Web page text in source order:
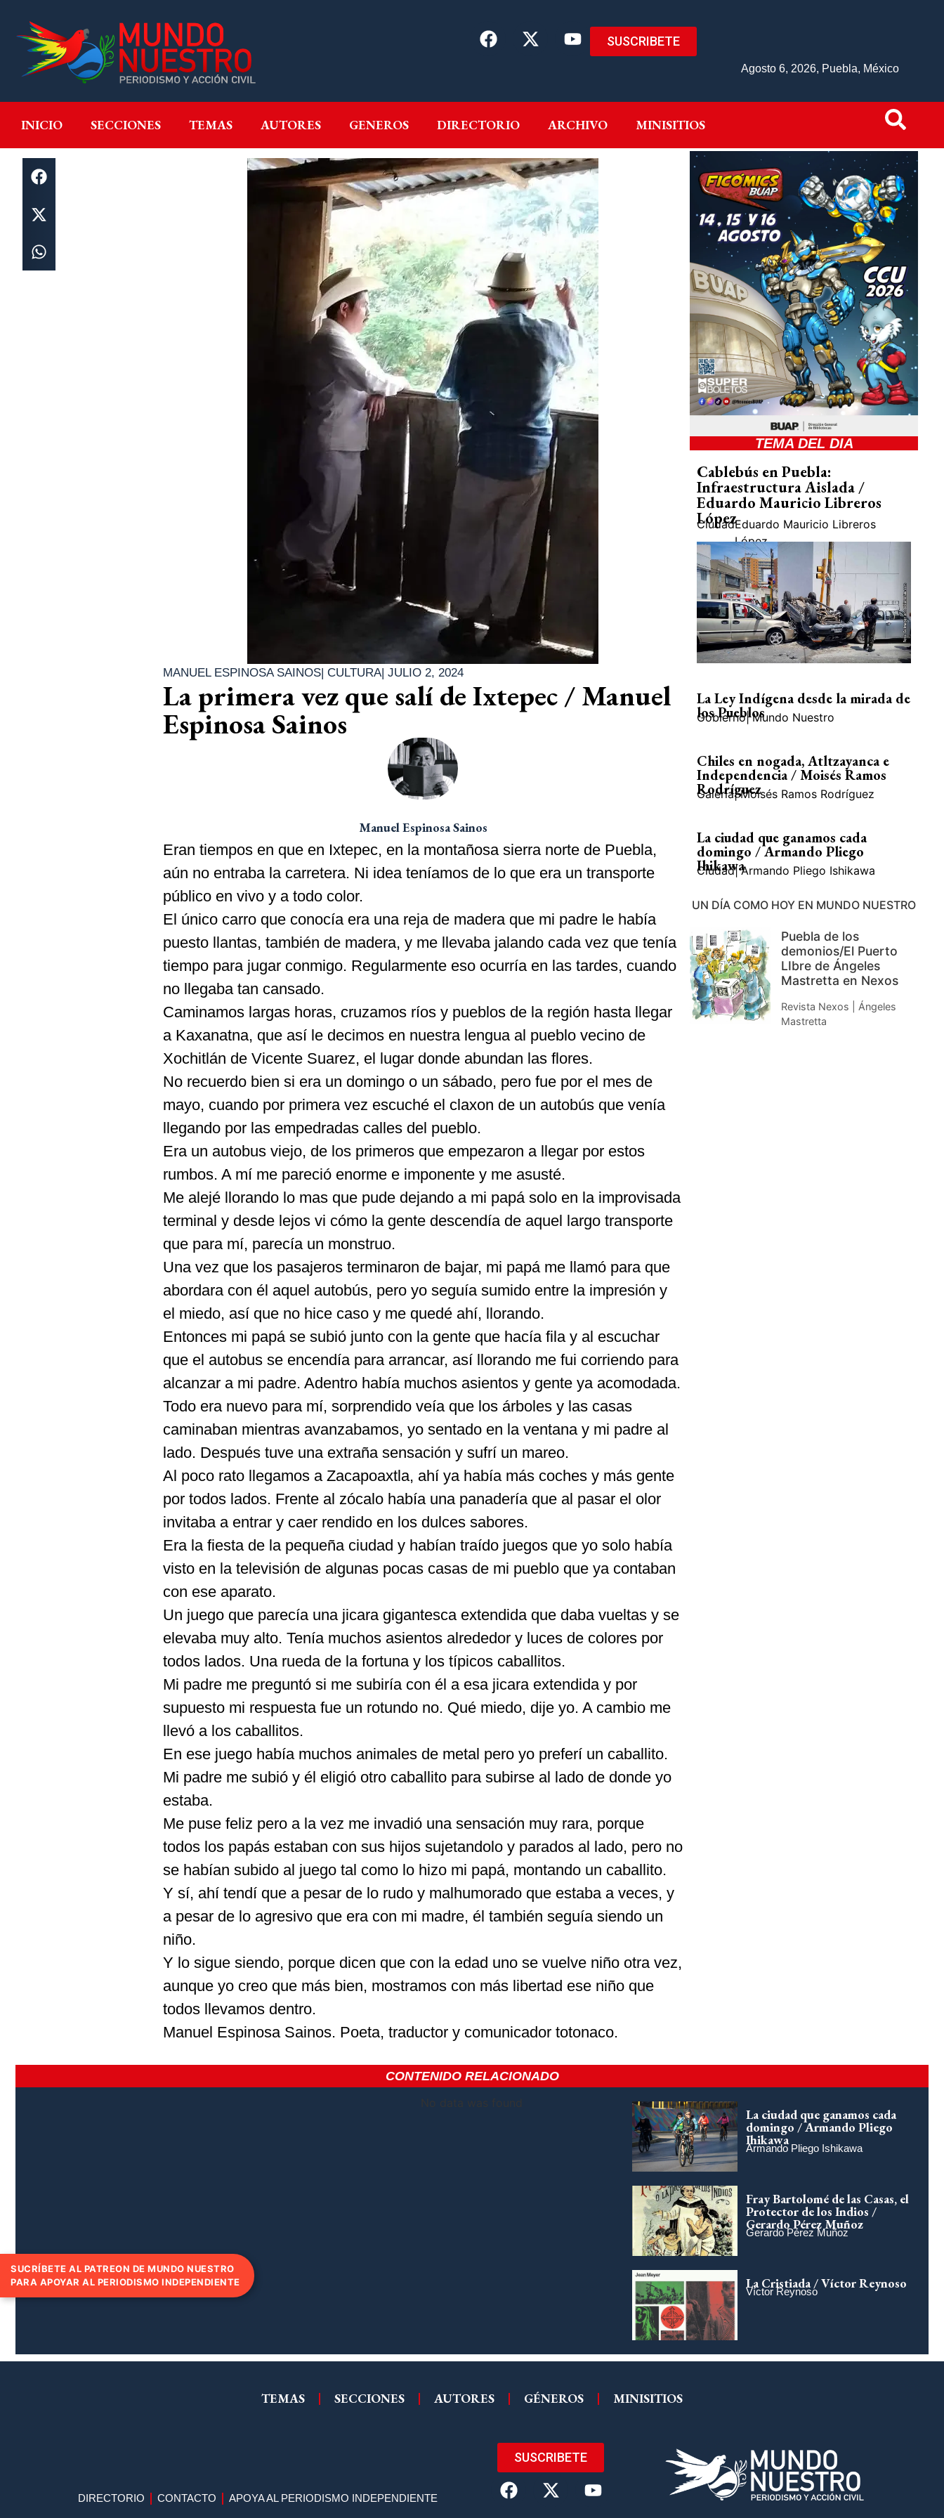
SUSCRIBETE
Agosto 6, 2026, Puebla, México
INICIO SECCIONES TEMAS AUTORES GENEROS DIRECTORIO ARCHIVO MINISITIOS
INICIO SECCIONES GENEROS DIRECTORIO ARCHIVO MINISITIOS
MANUEL ESPINOSA SAINOS| CULTURA| JULIO 2, 2024
La primera vez que salí de Ixtepec / Manuel
Espinosa Sainos
Manuel Espinosa Sainos
Eran tiempos en que en Ixtepec, en la montañosa sierra norte de Puebla,
aún no entraba la carretera. Ni idea teníamos de lo que era un transporte
público en vivo y a todo color.
El único carro que conocía era una reja de madera que mi padre le había
puesto llantas, también de madera, y me llevaba jalando cada vez que tenía
tiempo para jugar conmigo. Regularmente eso ocurría en las tardes, cuando
no llegaba tan cansado.
Caminamos largas horas, cruzamos ríos y pueblos de la región hasta llegar
a Kaxanatna, que así le decimos en nuestra lengua al pueblo vecino de
Xochitlán de Vicente Suarez, el lugar donde abundan las flores.
No recuerdo bien si era un domingo o un sábado, pero fue por el mes de
mayo, cuando por primera vez escuché el claxon de un autobús que venía
llegando por las empedradas calles del pueblo.
Era un autobus viejo, de los primeros que empezaron a llegar por estos
rumbos. A mí me pareció enorme e imponente y me asusté.
Me alejé llorando lo mas que pude dejando a mi papá solo en la improvisada
terminal y desde lejos vi cómo la gente descendía de aquel largo transporte
que para mí, parecía un monstruo.
Una vez que los pasajeros terminaron de bajar, mi papá me llamó para que
abordara con él aquel autobús, pero yo seguía sumido entre la impresión y
el miedo, así que no hice caso y me quedé ahí, llorando.
Entonces mi papá se subió junto con la gente que hacía fila y al escuchar
que el autobus se encendía para arrancar, así llorando me fui corriendo para
alcanzar a mi padre. Adentro había muchos asientos y gente ya acomodada.
Todo era nuevo para mí, sorprendido veía que los árboles y las casas
caminaban mientras avanzabamos, yo sentado en la ventana y mi padre al
lado. Después tuve una extraña sensación y sufrí un mareo.
Al poco rato llegamos a Zacapoaxtla, ahí ya había más coches y más gente
por todos lados. Frente al zócalo había una panadería que al pasar el olor
invitaba a entrar y caer rendido en los dulces sabores.
Era la fiesta de la pequeña ciudad y habían traído juegos que yo solo había
visto en la televisión de algunas pocas casas de mi pueblo que ya contaban
con ese aparato.
Un juego que parecía una jicara gigantesca extendida que daba vueltas y se
elevaba muy alto. Tenía muchos asientos alrededor y luces de colores por
todos lados. Una rueda de la fortuna y los típicos caballitos.
Mi padre me preguntó si me subiría con él a esa jicara extendida y por
supuesto mi respuesta fue un rotundo no. Qué miedo, dije yo. A cambio me
llevó a los caballitos.
En ese juego había muchos animales de metal pero yo preferí un caballito.
Mi padre me subió y él eligió otro caballito para subirse al lado de donde yo
estaba.
Me puse feliz pero a la vez me invadió una sensación muy rara, porque
todos los papás estaban con sus hijos sujetandolo y parados al lado, pero no
se habían subido al juego tal como lo hizo mi papá, montando un caballito.
Y sí, ahí tendí que a pesar de lo rudo y malhumorado que estaba a veces, y
a pesar de lo agresivo que era con mi madre, él también seguía siendo un
niño.
Y lo sigue siendo, porque dicen que con la edad uno se vuelve niño otra vez,
aunque yo creo que más bien, mostramos con más libertad ese niño que
todos llevamos dentro.
Manuel Espinosa Sainos. Poeta, traductor y comunicador totonaco.
TEMA DEL DIA
Cablebús en Puebla:
Infraestructura Aislada /
Eduardo Mauricio Libreros
López
CiudadEduardo Mauricio Libreros
López
La Ley Indígena desde la mirada de
los Pueblos
Gobierno| Mundo Nuestro
Chiles en nogada, Atltzayanca e
Independencia / Moisés Ramos
Rodríguez
Galería| Moisés Ramos Rodríguez
La ciudad que ganamos cada
domingo / Armando Pliego
Ihikawa
Ciudad| Armando Pliego Ishikawa
UN DÍA COMO HOY EN MUNDO NUESTRO
Puebla de los
demonios/El Puerto
LIbre de Ángeles
Mastretta en Nexos
Revista Nexos | Ángeles
Mastretta
CONTENIDO RELACIONADO
No data was found
La ciudad que ganamos cada
domingo / Armando Pliego
Ihikawa
Armando Pliego Ishikawa
Fray Bartolomé de las Casas, el
Protector de los Indios /
Gerardo Pérez Muñoz
Gerardo Pérez Muñoz
La Cristiada / Víctor Reynoso
Víctor Reynoso
TEMAS SECCIONES AUTORES GÉNEROS MINISITIOS
DIRECTORIO CONTACTO APOYA AL PERIODISMO INDEPENDIENTE
SUSCRIBETE
SUCRÍBETE AL PATREON DE MUNDO NUESTRO
PARA APOYAR AL PERIODISMO INDEPENDIENTE